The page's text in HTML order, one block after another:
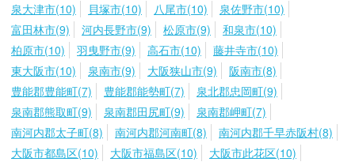
泉大津市(10)
貝塚市(10) 八尾市(10)
泉佐野市(10)
富田林市(9)
河内長野市(9) 松原市(9)
和泉市(10)
柏原市(10)
羽曳野市(9) 高石市(10)
藤井寺市(10)
東大阪市(10)
泉南市(9) 大阪狭山市(9)
阪南市(8)
豊能郡豊能町(7)
豊能郡能勢町(7)
泉北郡忠岡町(9)
泉南郡熊取町(9)
泉南郡田尻町(9)
泉南郡岬町(7)
南河内郡太子町(8)
南河内郡河南町(8)
南河内郡千早赤阪村(8)
大阪市都島区(10)
大阪市福島区(10)
大阪市此花区(10)